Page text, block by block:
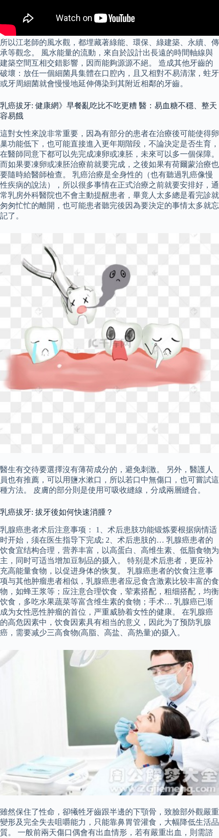
所以江老師的風水觀，都埋藏著綠能、環保、綠建築、永續、傳
承等觀念。 風水能量的流動，來自於設計出長遠的時間軸線與
建築空間互相交錯影響，因而能夠源源不絕。 造成其他牙齒的
破壞：放任一個細菌具集體在口腔內，且又相對不易清潔，蛀牙
或牙周細菌就會慢慢地延伸傳染到其附近相鄰的牙齒。
乳癌拔牙: 健康網》早餐亂吃比不吃更糟 醫：易血糖不穩、整天
容易餓
這對女性來說非常重要，因為有部分的患者在治療後可能使得卵
巢功能低下，也可能直接進入更年期階段，不論決定是否生育，
在醫師同意下都可以先完成凍卵或凍胚，未來可以多一個保障。
而如果要凍卵或凍胚治療前就要完成，之後如果有荷爾蒙治療也
要隨時給醫師檢查。 乳癌治療是全身性的（也有聽過乳癌像慢
性疾病的說法），所以很多事情在正式治療之前就要安排好，通
常乳房外科醫院也不會主動提醒患者，畢竟人太多總是看完診就
匆匆忙忙的離開，也可能患者聽完後因為要決定的事情太多就忘
記了。
醫生有交待要選擇沒有薄荷成分的，避免刺激。 另外，醫護人
員也有推薦，可以用鹽水漱口，所以若口中無傷口，也可嘗試這
種方法。 皮膚的部分則是使用可吸收縫線，分成兩層縫合。
乳癌拔牙: 拔牙後如何快速消腫？
乳腺癌患者术后注意事项： 1、术后患肢功能锻炼要根据病情适
时开始，须在医生指导下完成; 2、术后患肢的… 乳腺癌患者的
饮食宜结构合理，营养丰富，以高蛋白、高维生素、低脂食物为
主，同时可适当增加豆制品的摄入。 特别是术后患者，更应补
充高能量食物，以促进身体的恢复。 乳腺癌患者的饮食注意事
项与其他肿瘤患者相似，乳腺癌患者应忌食含激素比较丰富的食
物，如蜂王浆等；应注意合理饮食，荤素搭配，粗细搭配，均衡
饮食，多吃水果蔬菜等富含维生素的食物；手术… 乳腺癌已渐
成为女性恶性肿瘤的首位，严重威胁着女性的健康。 在乳腺癌
的高危因素中，饮食因素具有相当的意义，因此为了预防乳腺
癌，需要减少三高食物(高脂、高盐、高热量)的摄入。
雖然保住了性命，卻犧牲牙齒跟半邊的下顎骨，致臉部外觀嚴重
變形及完全失去咀嚼能力，只能靠鼻胃管灌食，大幅降低生活品
質。 一般前兩天傷口偶會有出血情形，若有嚴重出血，則需諮